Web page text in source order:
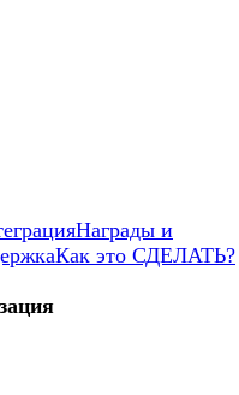
Награды и
Как это СДЕЛАТЬ?